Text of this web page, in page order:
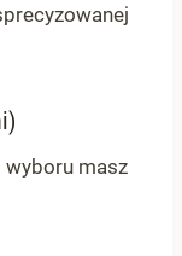
wyboru masz